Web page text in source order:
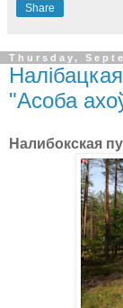
Share
Thursday,
"Асоба
Налибокская